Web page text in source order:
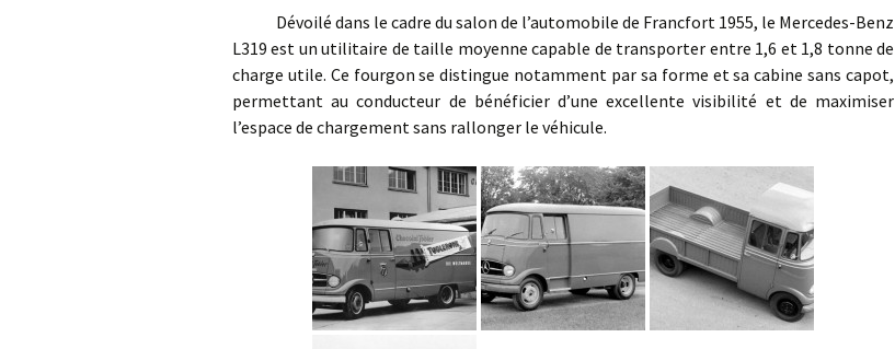
Dévoilé dans le cadre du salon de l’automobile de Francfort 1955, le Mercedes-Benz
L319 est un utilitaire de taille moyenne capable de transporter entre 1,6 et 1,8 tonne de
charge utile. Ce fourgon se distingue notamment par sa forme et sa cabine sans capot,
permettant au conducteur de bénéficier d’une excellente visibilité et de maximiser
l’espace de chargement sans rallonger le véhicule.